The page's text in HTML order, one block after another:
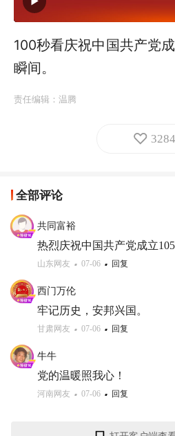
100秒看庆祝中国共产党
瞬间。
责任编辑： 温腾
3284
全部评论
共同富裕
热烈庆祝中国共产党成立105
山东网友 07-06 回复
西门万伦
牢记历史，安邦兴国。
甘肃网友 07-06 回复
牛牛
党的温暖照我心！
河南网友 07-06 回复